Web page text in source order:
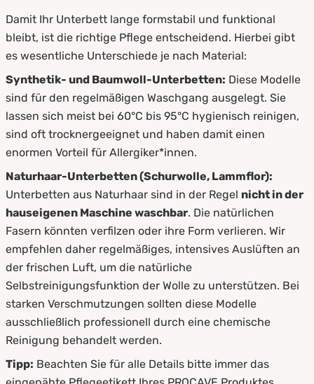
Damit Ihr Unterbett lange formstabil und funktional
bleibt, ist die richtige Pflege entscheidend. Hierbei gibt
es wesentliche Unterschiede je nach Material:
Synthetik- und Baumwoll-Unterbetten: Diese Modelle
sind für den regelmäßigen Waschgang ausgelegt. Sie
lassen sich meist bei 60°C bis 95°C hygienisch reinigen,
sind oft trocknergeeignet und haben damit einen
enormen Vorteil für Allergiker*innen.
Naturhaar-Unterbetten (Schurwolle, Lammflor):
Unterbetten aus Naturhaar sind in der Regel nicht in der
hauseigenen Maschine waschbar. Die natürlichen
Fasern könnten verfilzen oder ihre Form verlieren. Wir
empfehlen daher regelmäßiges, intensives Auslüften an
der frischen Luft, um die natürliche
Selbstreinigungsfunktion der Wolle zu unterstützen. Bei
starken Verschmutzungen sollten diese Modelle
ausschließlich professionell durch eine chemische
Reinigung behandelt werden.
Tipp: Beachten Sie für alle Details bitte immer das